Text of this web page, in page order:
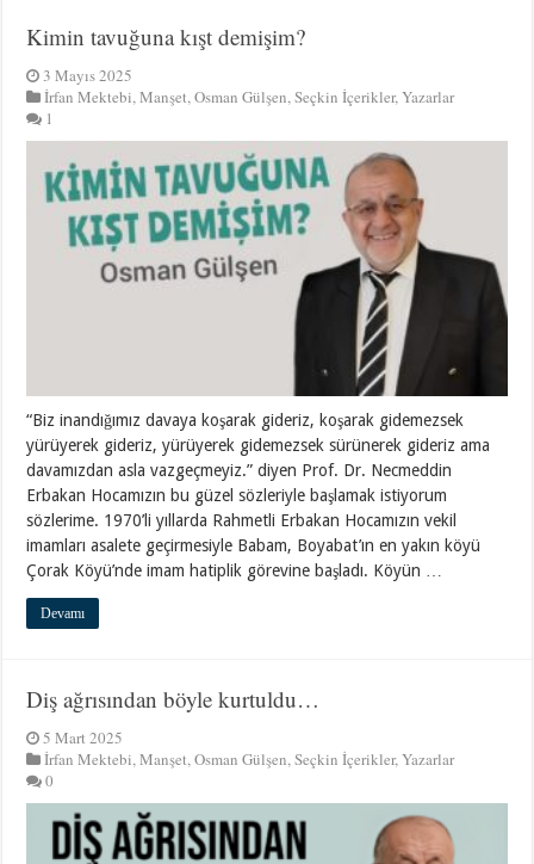
Kimin tavuğuna kışt demişim?
3 Mayıs 2025
İrfan Mektebi,Manşet,Osman Gülşen,Seçkin İçerikler,Yazarlar
1
“Biz inandığımız davaya koşarak gideriz, koşarak gidemezsek
yürüyerek gideriz, yürüyerek gidemezsek sürünerek gideriz ama
davamızdan asla vazgeçmeyiz.” diyen Prof. Dr. Necmeddin
Erbakan Hocamızın bu güzel sözleriyle başlamak istiyorum
sözlerime. 1970’li yıllarda Rahmetli Erbakan Hocamızın vekil
imamları asalete geçirmesiyle Babam, Boyabat’ın en yakın köyü
Çorak Köyü’nde imam hatiplik görevine başladı. Köyün …
Devamı
Diş ağrısından böyle kurtuldu…
5 Mart 2025
İrfan Mektebi,Manşet,Osman Gülşen,Seçkin İçerikler,Yazarlar
0